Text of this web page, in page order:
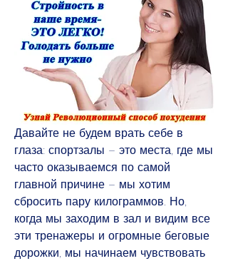
Давайте не будем врать себе в
глаза: спортзалы – это места, где мы
часто оказываемся по самой
главной причине – мы хотим
сбросить пару килограммов. Но,
когда мы заходим в зал и видим все
эти тренажеры и огромные беговые
дорожки, мы начинаем чувствовать